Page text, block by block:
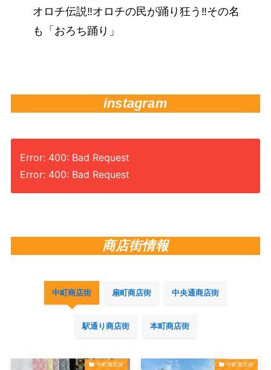
オロチ伝説‼オロチの民が踊り狂う‼その名
も「おろち踊り」
instagram
Error: 400: Bad Request
Error: 400: Bad Request
商店街情報
中町商店街 扇町商店街 中央通商店街
駅通り商店街 本町商店街
中町商店街 中町商店街